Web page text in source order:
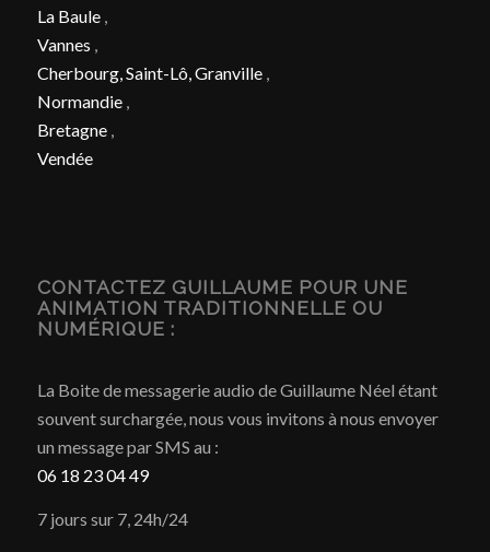
La Baule,
Vannes ,
Cherbourg, Saint-Lô, Granville,
Normandie,
Bretagne,
Vendée
CONTACTEZ GUILLAUME POUR UNE
ANIMATION TRADITIONNELLE OU
NUMÉRIQUE :
La Boite de messagerie audio de Guillaume Néel étant
souvent surchargée, nous vous invitons à nous envoyer
un message par SMS au :
06 18 23 04 49
7 jours sur 7, 24h/24